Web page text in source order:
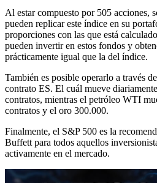
Al estar compuesto por 505 acciones,
pueden replicar este índice en su
proporciones con las que está
pueden invertir en estos fondos y
prácticamente igual que la del índice.
También es posible operarlo a través
contrato ES. El cuál mueve
contratos, mientras el petróleo WTI
contratos y el oro 300.000.
Finalmente, el S&P 500 es la
Buffett para todos aquellos
activamente en el mercado.